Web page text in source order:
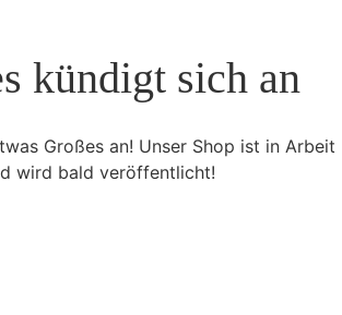
kündigt sich an
Großes an! Unser Shop ist in Arbeit
wird bald veröffentlicht!